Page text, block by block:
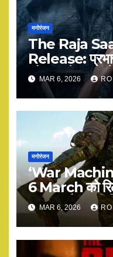
मनोरंजन
The Raja
Release:
और कब देख सकते
MAR 6, 2026
मनोरंजन
‘War
6 March को
या कुछ और? पूरी
MAR 6, 2026